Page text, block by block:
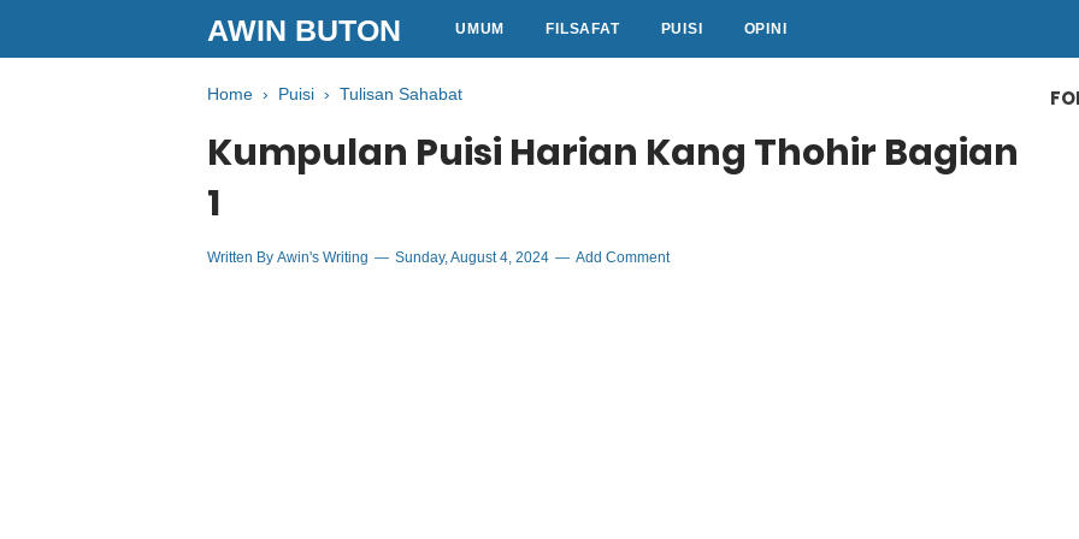
AWIN BUTON UMUM FILSAFAT PUISI OPINI
Home › Puisi › Tulisan Sahabat
Kumpulan Puisi Harian Kang Thohir Bagian
1
Written By Awin's Writing Sunday, August 4, 2024 Add Comment